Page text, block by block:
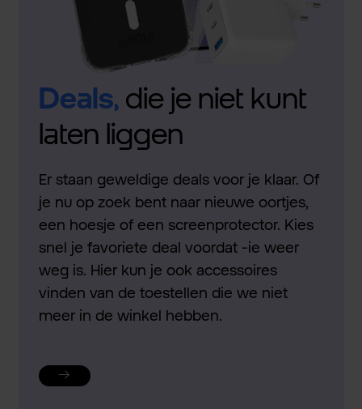
Deals,die je niet kunt
laten liggen
Er staan geweldige deals voor je klaar. Of
je nu op zoek bent naar nieuwe oortjes,
een hoesje of een screenprotector. Kies
snel je favoriete deal voordat -ie weer
weg is. Hier kun je ook accessoires
vinden van de toestellen die we niet
meer in de winkel hebben.